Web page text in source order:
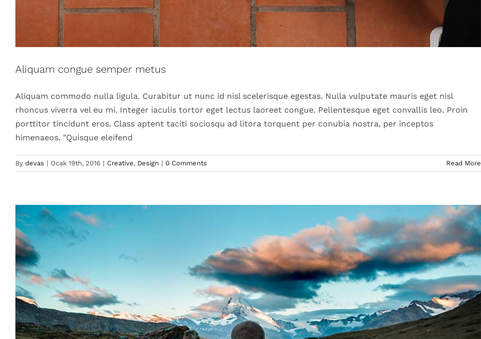
Aliquam congue semper metus
Aliquam commodo nulla ligula. Curabitur ut nunc id nisl scelerisque egestas. Nulla vulputate mauris eget nisl
rhoncus viverra vel eu mi. Integer iaculis tortor eget lectus laoreet congue. Pellentesque eget convallis leo. Proin
porttitor tincidunt eros. Class aptent taciti sociosqu ad litora torquent per conubia nostra, per inceptos
himenaeos. "Quisque eleifend
By devas | Ocak 19th, 2016 | Creative, Design | 0 Comments Read More